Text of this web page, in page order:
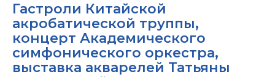
Гастроли Китайской
акробатической труппы,
концерт Академического
симфонического оркестра,
выставка акварелей Татьяны